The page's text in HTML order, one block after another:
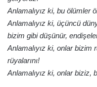
Anlamalıyız ki, bu ölümler
Anlamalıyız ki, üçüncü
bizim gibi düşünür,
Anlamalıyız ki, onlar bizim
rüyalarını!
Anlamalıyız ki, onlar biziz,